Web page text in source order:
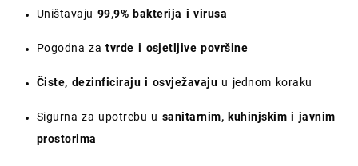
Uništavaju 99,9% bakterija i virusa
Pogodna zatvrde i osjetljive površine
Čiste, dezinficiraju i osvježavaju u jednom koraku
Sigurna za upotrebu u sanitarnim, kuhinjskim i javnim
prostorima